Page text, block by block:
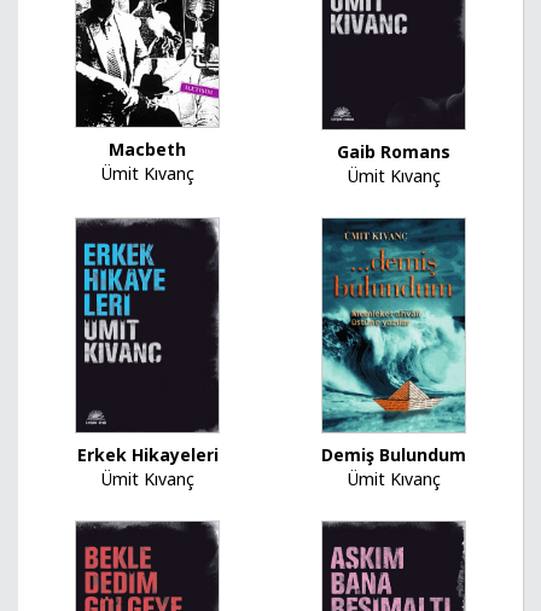
Macbeth
Ümit Kıvanç
Gaib Romans
Ümit Kıvanç
Erkek Hikayeleri
Ümit Kıvanç
Demiş Bulundum
Ümit Kıvanç